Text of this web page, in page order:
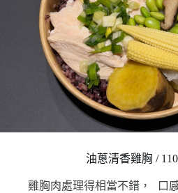
油蔥清香雞胸 /
雞胸肉處理得相當不錯， 口